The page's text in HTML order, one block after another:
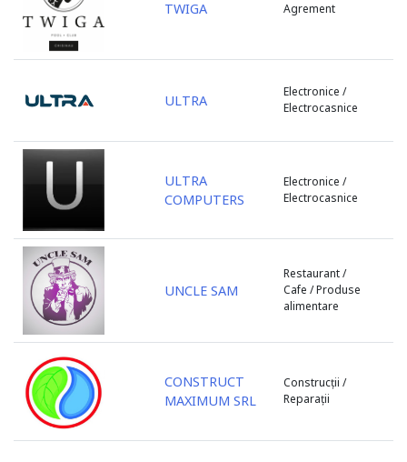
Fălești
Florești
Hîncești
Leova
Lipcani
Marculești
Nisporeni
Ocnița
or. Vadul lui Vodă
Orhei
Otaci
Rezina
s. Băcioi
s. Bascalia
s. Baurci
ZityMall
Zorile
TWIGA Agrement
ULTRA
Electronice /
Electrocasnice
ULTRA
COMPUTERS
Electronice /
Electrocasnice
UNCLE SAM
Restaurant /
Cafe / Produse
alimentare
CONSTRUCT
MAXIMUM SRL
Construcții /
Reparații